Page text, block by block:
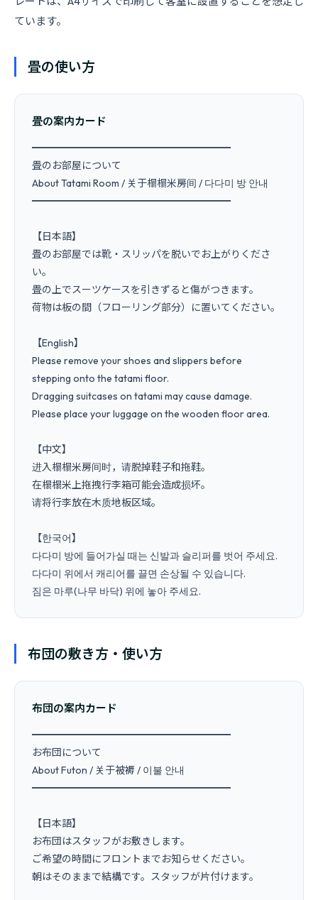
ています。
畳の使い方
畳の案内カード
━━━━━━━━━━━━━━━━━━━━
畳のお部屋について
About Tatami Room / 关于榻榻米房间 / 다다미 방 안내
━━━━━━━━━━━━━━━━━━━━
【日本語】
畳のお部屋では靴・スリッパを脱いでお上がりくださ
い。
畳の上でスーツケースを引きずると傷がつきます。
荷物は板の間（フローリング部分）に置いてください。
【English】
Please remove your shoes and slippers before
stepping onto the tatami floor.
Dragging suitcases on tatami may cause damage.
Please place your luggage on the wooden floor area.
【中文】
进入榻榻米房间时，请脱掉鞋子和拖鞋。
在榻榻米上拖拽行李箱可能会造成损坏。
请将行李放在木质地板区域。
【한국어】
다다미 방에 들어가실 때는 신발과 슬리퍼를 벗어 주세요.
다다미 위에서 캐리어를 끌면 손상될 수 있습니다.
布団の敷き方・使い方
布団の案内カード
━━━━━━━━━━━━━━━━━━━━
お布団について
About Futon / 关于被褥 / 이불 안내
━━━━━━━━━━━━━━━━━━━━
【日本語】
お布団はスタッフがお敷きします。
ご希望の時間にフロントまでお知らせください。
朝はそのままで結構です。スタッフが片付けます。